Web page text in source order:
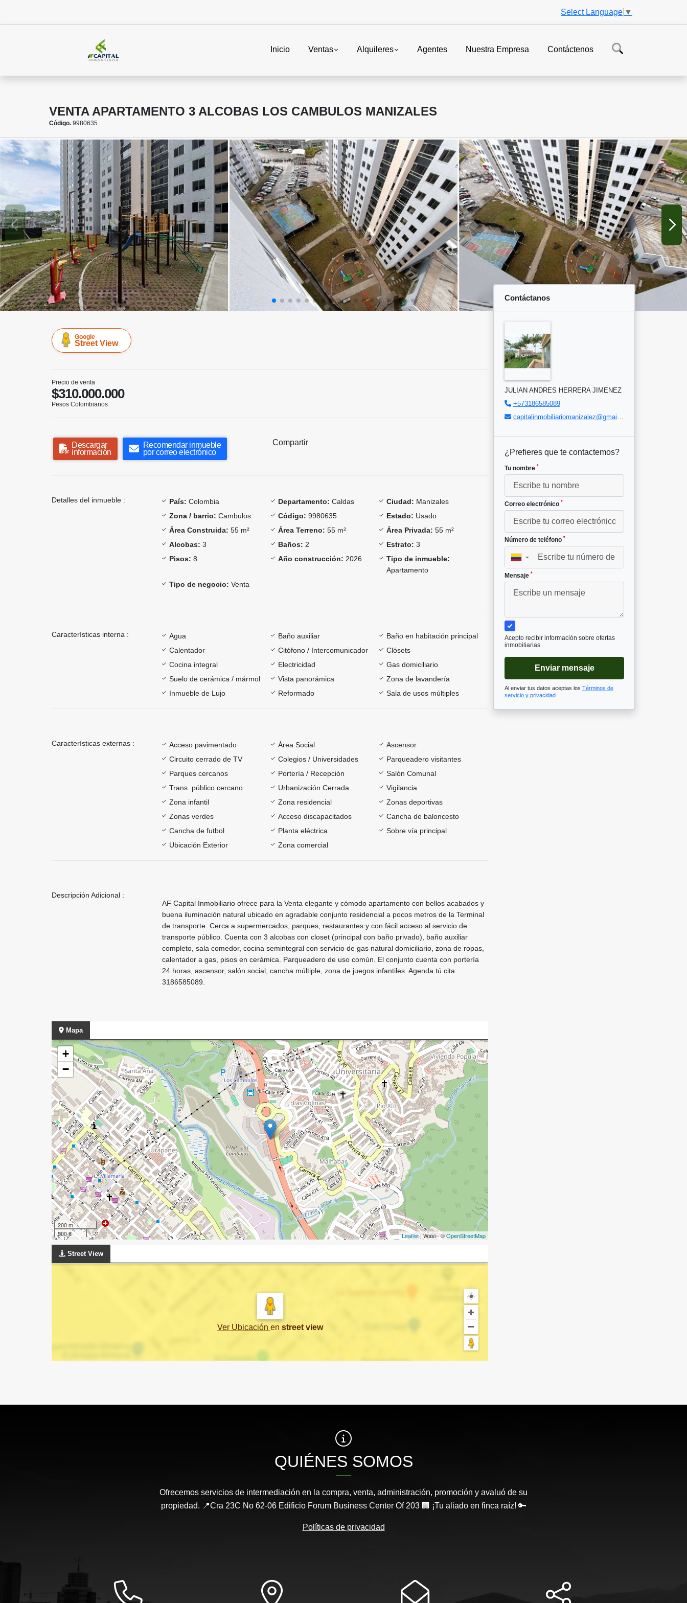
Select Language ▼
Inicio Ventas Alquileres Agentes Nuestra Empresa Contáctenos
VENTA APARTAMENTO 3 ALCOBAS LOS CAMBULOS MANIZALES
Código. 9980635
Google
Street View
Precio de venta
$310.000.000
Pesos Colombianos
Descargar
información
Recomendar inmueble
por correo electrónico
Compartir
Detalles del inmueble : País: Colombia Departamento: Caldas Ciudad: Manizales
Zona / barrio: Cambulos Código: 9980635 Estado: Usado
Área Construida: 55 m² Área Terreno: 55 m² Área Privada: 55 m²
Alcobas: 3 Baños: 2 Estrato: 3
Pisos: 8 Año construcción: 2026
Tipo de inmueble:
Apartamento
Tipo de negocio: Venta
Características interna : Agua Baño auxiliar
Baño en habitación principal
Calentador
Citófono / Intercomunicador
Clósets
Cocina integral
Electricidad
Gas domiciliario
Suelo de cerámica / mármol
Vista panorámica
Zona de lavandería
Inmueble de Lujo
Reformado Sala de usos múltiples
Características externas : Acceso pavimentado Área Social
Ascensor
Circuito cerrado de TV
Colegios / Universidades
Parqueadero visitantes
Parques cercanos
Portería / Recepción
Salón Comunal
Trans. público cercano
Urbanización Cerrada
Vigilancia
Zona infantil
Zona residencial
Zonas deportivas
Zonas verdes
Acceso discapacitados
Cancha de baloncesto
Cancha de futbol
Planta eléctrica
Sobre vía principal
Ubicación Exterior
Zona comercial
Descripción Adicional :
AF Capital Inmobiliario ofrece para la Venta elegante y cómodo apartamento con bellos acabados y
buena iluminación natural ubicado en agradable conjunto residencial a pocos metros de la Terminal
de transporte. Cerca a supermercados, parques, restaurantes y con fácil acceso al servicio de
transporte público. Cuenta con 3 alcobas con closet (principal con baño privado), baño auxiliar
completo, sala comedor, cocina semintegral con servicio de gas natural domiciliario, zona de ropas,
calentador a gas, pisos en cerámica. Parqueadero de uso común. El conjunto cuenta con portería
24 horas, ascensor, salón social, cancha múltiple, zona de juegos infantiles. Agenda tú cita:
3186585089.
Mapa
+
−
200 m
500 ft
Leaflet| Wasi - ©OpenStreetMap
Street View
Ver Ubicación en street view
Contáctanos
JULIAN ANDRES HERRERA JIMENEZ
+573186585089
capitalinmobiliariomanizalez@gmail.com
¿Prefieres que te contactemos?
Tu nombre *
Correo electrónico *
Número de teléfono *
▼
Mensaje *
Acepto recibir información sobre ofertas
inmobiliarias
Enviar mensaje
Al enviar tus datos aceptas los Términos de
servicio y privacidad
QUIÉNES SOMOS
Ofrecemos servicios de intermediación en la compra, venta, administración, promoción y avaluó de su
propiedad. 📍Cra 23C No 62-06 Edificio Forum Business Center Of 203 🏢 ¡Tu aliado en finca raíz! 🔑
Políticas de privacidad